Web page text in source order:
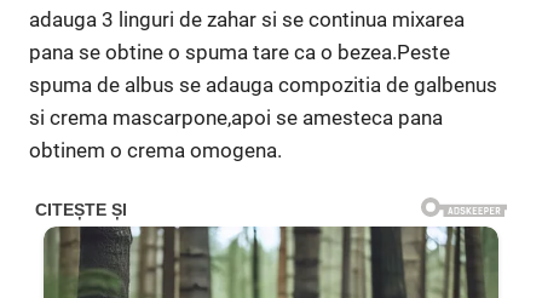
adauga 3 linguri de zahar si se continua mixarea
pana se obtine o spuma tare ca o bezea.Peste
spuma de albus se adauga compozitia de galbenus
si crema mascarpone,apoi se amesteca pana
obtinem o crema omogena.